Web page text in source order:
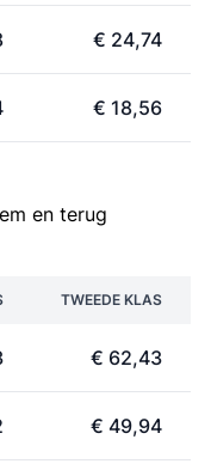
€ 24,74
€ 18,56
en terug
TWEEDE KLAS
€ 62,43
€ 49,94